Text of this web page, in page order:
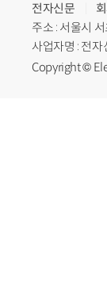
전자신문
주소 : 서울시
사업자명 : 전자
Copyright ©